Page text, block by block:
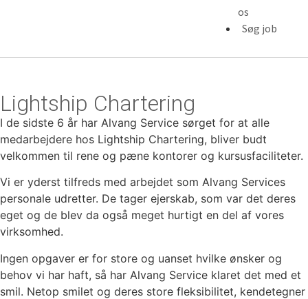
os
Søg job
Lightship Chartering
I de sidste 6 år har Alvang Service sørget for at alle
medarbejdere hos Lightship Chartering, bliver budt
velkommen til rene og pæne kontorer og kursusfaciliteter.
Vi er yderst tilfreds med arbejdet som Alvang Services
personale udretter. De tager ejerskab, som var det deres
eget og de blev da også meget hurtigt en del af vores
virksomhed.
Ingen opgaver er for store og uanset hvilke ønsker og
behov vi har haft, så har Alvang Service klaret det med et
smil. Netop smilet og deres store fleksibilitet, kendetegner